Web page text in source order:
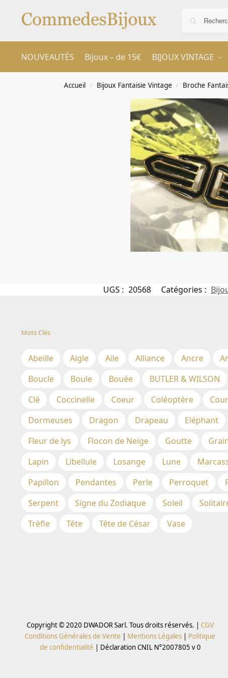
NOUVEAUTÉS Bijoux – de 15€ BIJOUX VINTAGE
Accueil / Bijoux Fantaisie Vintage / Broche
UGS : 20568 Catégories :
Mots Clés
Abeille Aigle Aile Alliance Ancre
Boucle
Boule Bouée BUTLER & WILSON
Clé
Coccinelle Coeur Coléoptère
Dormeuses
Dragon Drapeau Eléphant
Fleur de lys
Flocon de Neige Goutte
Lapin
Libellule Losange Lune
Papillon
Pendantes Perle Perroquet
Serpent
Signe du Zodiaque Soleil
Trèfle
Tête Tête de César Vase
Copyright © 2020 DWADOR Sarl. Tous droits réservés. | CGV
Conditions Générales de Vente
Mentions Légales
Politique
de confidentialité
Déclaration CNIL N°2007805 v 0